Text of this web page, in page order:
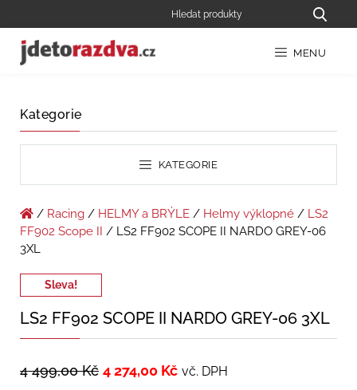
MENU
Kategorie
KATEGORIE
/ Racing / HELMY a BRÝLE / Helmy výklopné / LS2
FF902 Scope II
/ LS2 FF902 SCOPE II NARDO GREY-06
3XL
Sleva!
LS2 FF902 SCOPE II NARDO GREY-06 3XL
4 499,00Kč 4 274,00 Kč vč. DPH